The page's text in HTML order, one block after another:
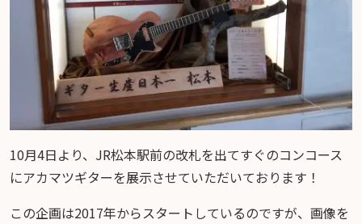
10月4日より、JR松本駅前の改札を出てすぐのコンコース
にアカマツギターを展示させていただいております！
この企画は2017年からスタートしているのですが、画像を